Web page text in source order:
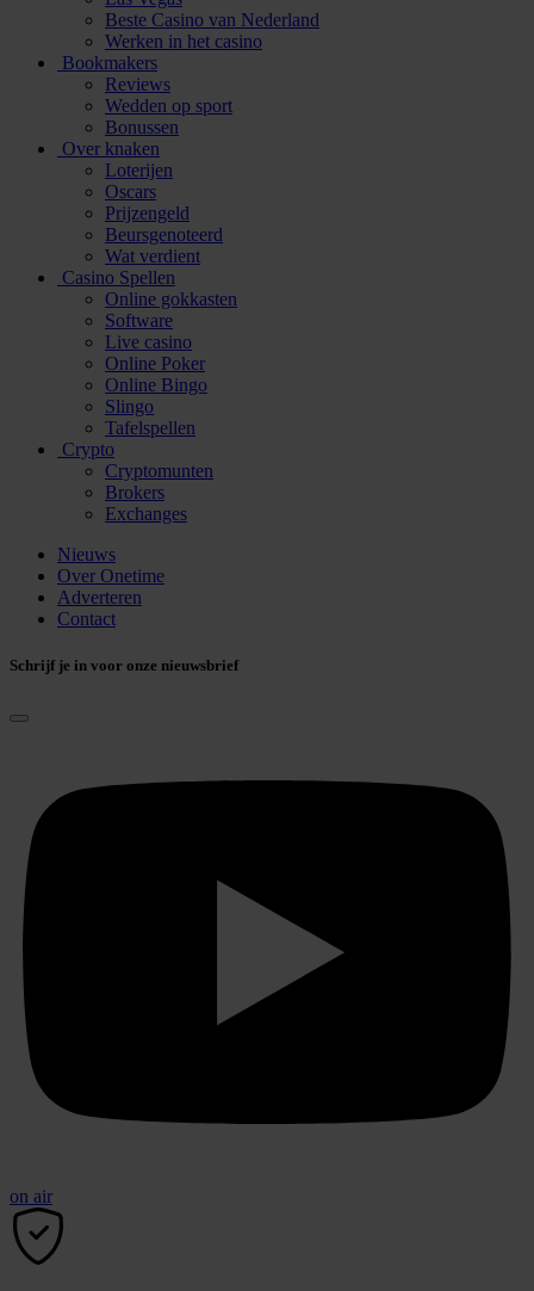
Beste Casino van Nederland
Werken in het casino
Bookmakers
Reviews
Wedden op sport
Bonussen
Over knaken
Loterijen
Oscars
Prijzengeld
Beursgenoteerd
Wat verdient
Casino Spellen
Online gokkasten
Software
Live casino
Online Poker
Online Bingo
Slingo
Tafelspellen
Crypto
Cryptomunten
Brokers
Exchanges
Nieuws
Over Onetime
Adverteren
Contact
Schrijf je in voor onze nieuwsbrief
on air